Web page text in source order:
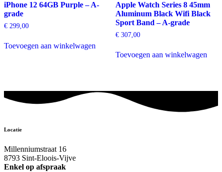
iPhone 12 64GB Purple – A-
grade
€ 299,00
Toevoegen aan winkelwagen
Apple Watch Series 8 45mm
Aluminum Black Wifi Black
Sport Band – A-grade
€307,00
Toevoegen aan winkelwagen
Locatie
Millenniumstraat 16
8793 Sint-Eloois-Vijve
Enkel op afspraak